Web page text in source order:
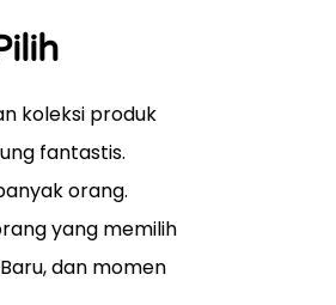
koleksi produk
fantastis.
orang.
yang memilih
dan momen